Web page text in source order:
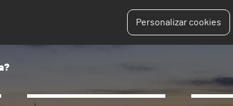
Personalizar cookies